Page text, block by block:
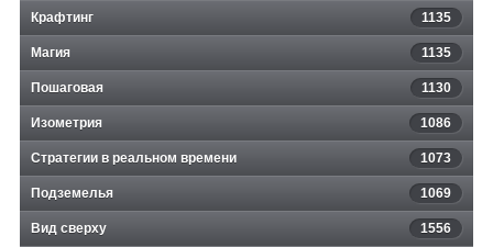
Крафтинг 1135
Магия 1135
Пошаговая 1130
Изометрия 1086
Стратегии в реальном времени 1073
Подземелья 1069
Вид сверху 1556